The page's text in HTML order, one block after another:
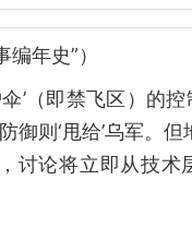
年史”）
’（即禁飞区）的
则‘甩给’乌军。但
讨论将立即从技术